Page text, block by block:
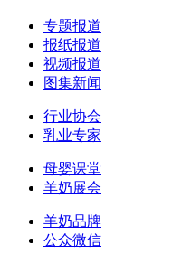
专题报道
报纸报道
视频报道
图集新闻
行业协会
乳业专家
母婴课堂
羊奶展会
羊奶品牌
公众微信